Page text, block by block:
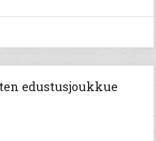
edustusjoukkue